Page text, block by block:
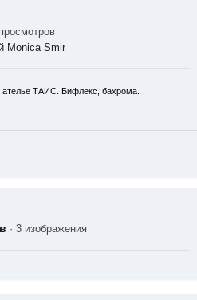
Monica Smir
ателье ТАИС. Бифлекс, бахрома.
· 3 изображения